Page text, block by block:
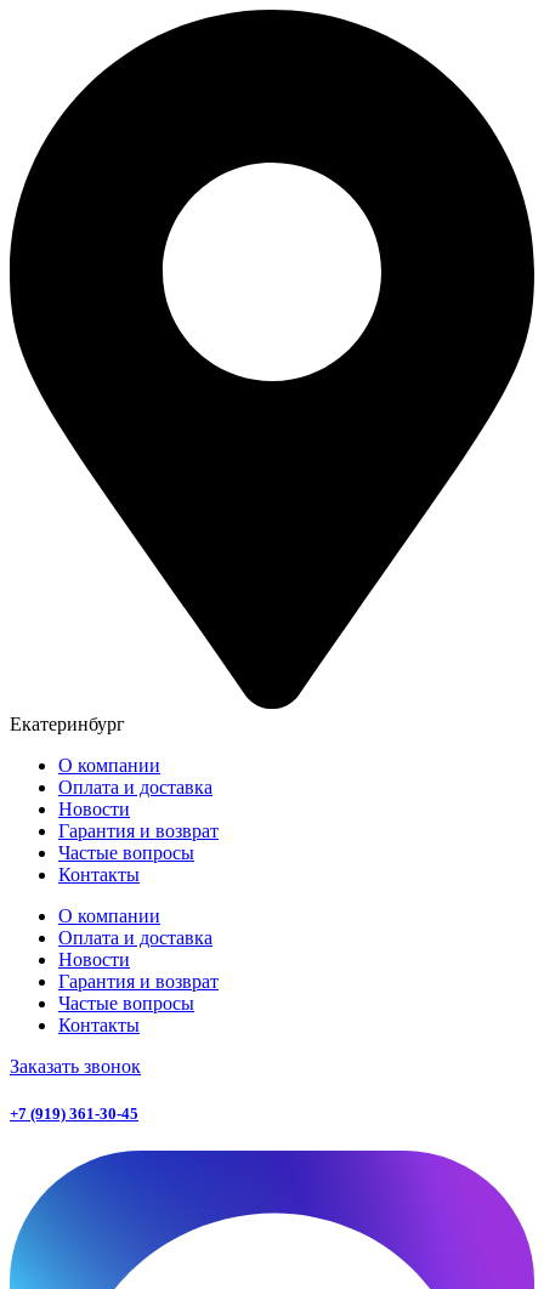
содержимому
Екатеринбург
О компании
Оплата и доставка
Новости
Гарантия и возврат
Частые вопросы
Контакты
О компании
Оплата и доставка
Новости
Гарантия и возврат
Частые вопросы
Контакты
Заказать звонок
+7 (919) 361-30-45